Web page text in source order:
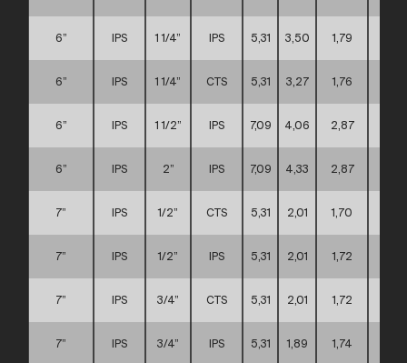
6” IPS 1 1/4” IPS 5,31 3,50 1,79
6” IPS 1 1/4” CTS 5,31 3,27 1,76
6” IPS 1 1/2” IPS 7,09 4,06 2,87
6” IPS 2” IPS 7,09 4,33 2,87
7” IPS 1/2” CTS 5,31 2,01 1,70
7” IPS 1/2” IPS 5,31 2,01 1,72
7” IPS 3/4” CTS 5,31 2,01 1,72
7” IPS 3/4” IPS 5,31 1,89 1,74